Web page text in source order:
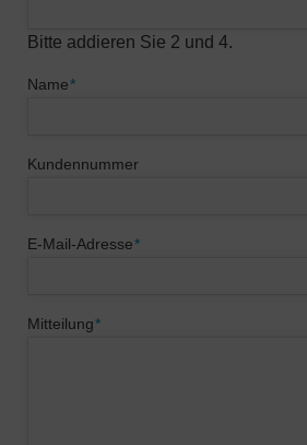
Bitte addieren Sie 2 und 4.
Pflichtfeld
Name*
Kundennummer
Pflichtfeld
E-Mail-Adresse*
Pflichtfeld
Mitteilung*